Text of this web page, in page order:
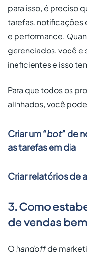
para isso, é preciso
tarefas, notificações
e performance.
gerenciados, você e
ineficientes e isso
Para que todos os
alinhados, você
Criar um“bot” de
as tarefas em dia
Criar relatórios de
3. Como
de vendas
Ohandoffde